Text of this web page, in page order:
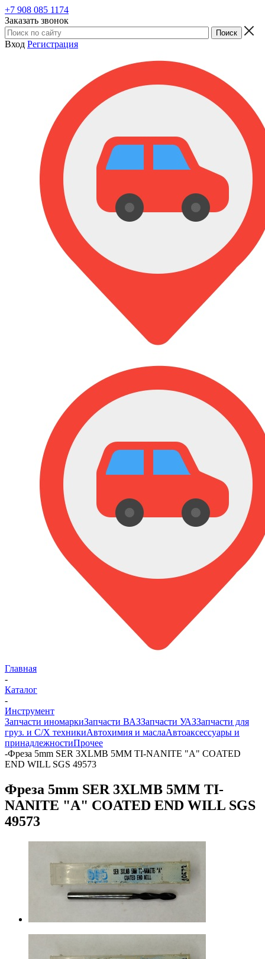
+7 908 085 1174
Заказать звонок
Вход Регистрация
Главная
-
Каталог
-
Инструмент
Запчасти иномаркиЗапчасти ВАЗЗапчасти УАЗЗапчасти для
груз. и С/Х техникиАвтохимия и маслаАвтоаксессуары и
принадлежностиПрочее
-Фреза 5mm SER 3XLMB 5MM TI-NANITE "A" COATED
END WILL SGS 49573
Фреза 5mm SER 3XLMB 5MM TI-
NANITE "A" COATED END WILL SGS
49573